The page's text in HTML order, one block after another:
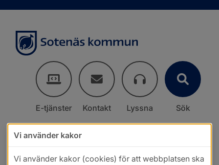
E-tjänster Kontakt Lyssna Sök
Vi använder kakor
Vi använder kakor (cookies) för att webbplatsen ska